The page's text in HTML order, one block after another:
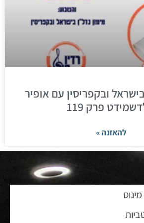
ובקפריסין עם אופיר
פרק 119
להאזנה »
מינוס